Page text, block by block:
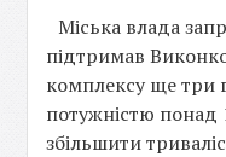
Міська влада
підтримав
комплексу ще три
потужністю понад
збільшити